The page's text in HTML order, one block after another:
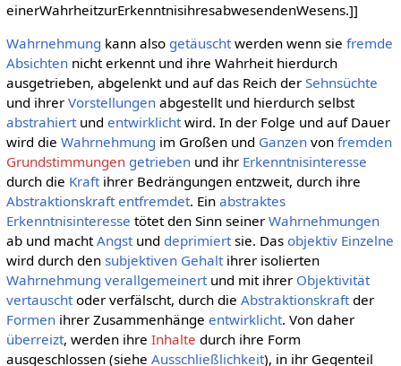
einerWahrheitzurErkenntnisihresabwesendenWesens.]]
Wahrnehmung kann also getäuschtwerden wenn sie fremde
Absichtennicht erkennt und ihre Wahrheit hierdurch
ausgetrieben, abgelenkt und auf das Reich der Sehnsüchte
und ihrer Vorstellungenabgestellt und hierdurch selbst
abstrahiertund entwirklichtwird. In der Folge und auf Dauer
wird die Wahrnehmung im Großen und Ganzenvon fremden
Grundstimmungen getriebenund ihr Erkenntnisinteresse
durch die Kraftihrer Bedrängungen entzweit, durch ihre
Abstraktionskraft entfremdet. Ein abstraktes
Erkenntnisinteresse tötet den Sinn seiner Wahrnehmungen
ab und machtAngstund deprimiertsie. Das objektiv Einzelne
wird durch den subjektiven Gehaltihrer isolierten
Wahrnehmung verallgemeinertund mit ihrer Objektivität
vertauschtoder verfälscht, durch die Abstraktionskraftder
Formenihrer Zusammenhänge entwirklicht. Von daher
überreizt, werden ihre Inhalte durch ihre Form
ausgeschlossen (siehe Ausschließlichkeit), in ihr Gegenteil